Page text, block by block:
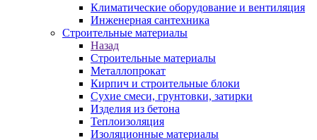
Климатические оборудование и вентиляция
Инженерная сантехника
Строительные материалы
Назад
Строительные материалы
Металлопрокат
Кирпич и строительные блоки
Сухие смеси, грунтовки, затирки
Изделия из бетона
Теплоизоляция
Изоляционные материалы